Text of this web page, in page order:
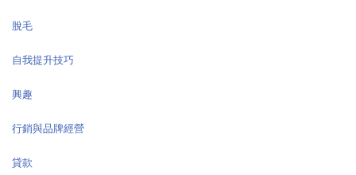
脫毛
自我提升技巧
興趣
行銷與品牌經營
貸款